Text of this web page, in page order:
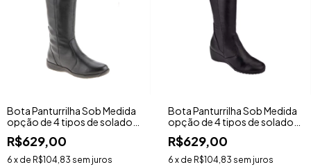
Bota Panturrilha Sob Medida
opção de 4 tipos de solados
- Ref. 1903BY
R$629,00
6 x de R$104,83 sem juros
Bota Panturrilha Sob Medida
opção de 4 tipos de solados
- Ref. 1622BY
R$629,00
6 x de R$104,83 sem juros